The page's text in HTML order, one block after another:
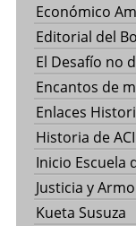
Económico
Editorial del
El Desafío no
Encantos de
Enlaces
Historia de
Inicio Escuela
Justicia y
Kueta Susuza